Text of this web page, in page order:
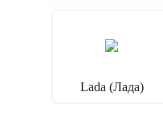
Lada (Лада)